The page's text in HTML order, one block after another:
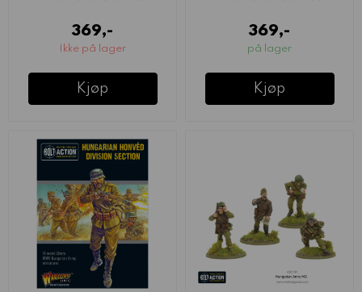
369,-
Ikke på lager
Kjøp
369,-
på lager
Kjøp